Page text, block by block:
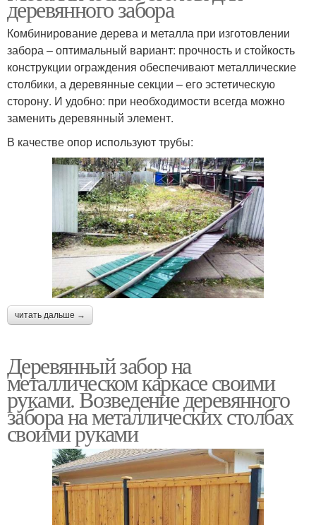
деревянного забора
Комбинирование дерева и металла при изготовлении
забора – оптимальный вариант: прочность и стойкость
конструкции ограждения обеспечивают металлические
столбики, а деревянные секции – его эстетическую
сторону. И удобно: при необходимости всегда можно
заменить деревянный элемент.
В качестве опор используют трубы:
читать дальше →
Деревянный забор на
металлическом каркасе своими
руками. Возведение деревянного
забора на металлических столбах
своими руками